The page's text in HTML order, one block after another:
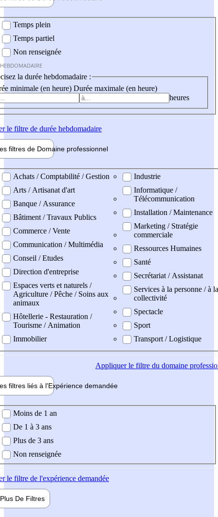
Temps plein
Temps partiel
Non renseignée
la durée hebdomadaire :
minimale (en heure) Durée maximale (en heure)
heures
le filtre de durée hebdomadaire
filtres de Domaine professionnel
professionel
Achats / Comptabilité / Gestion
Arts / Artisanat d'art
Banque / Assurance
Bâtiment / Travaux Publics
Commerce / Vente
Communication / Multimédia
Conseil / Etudes
Direction d'entreprise
Espaces verts et naturels /
Agriculture / Pêche / Soins aux
animaux
Hôtellerie - Restauration /
Tourisme / Animation
Immobilier
Industrie
Informatique /
Télécommunication
Installation / Maintenance
Marketing / Stratégie
commerciale
Ressources Humaines
Santé
Secrétariat / Assistanat
Services à la personne / à la
collectivité
Spectacle
Sport
Transport / Logistique
Appliquerle filtre du domaine
filtres liés à l'Expérience demandée
demandée
Moins de 1 an
De 1 à 3 ans
Plus de 3 ans
Non renseignée
le filtre de l'expérience demandée
Plus De Filtres